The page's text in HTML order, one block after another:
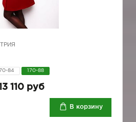
84 170-88
110 руб
В корзину